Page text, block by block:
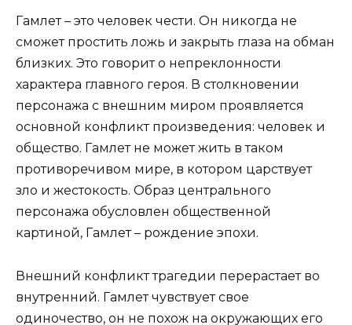
Гамлет – это человек чести. Он никогда не
сможет простить ложь и закрыть глаза на обман
близких. Это говорит о непреклонности
характера главного героя. В столкновении
персонажа с внешним миром проявляется
основной конфликт произведения: человек и
общество. Гамлет не может жить в таком
противоречивом мире, в котором царствует
зло и жестокость. Образ центрального
персонажа обусловлен общественной
картиной, Гамлет – рождение эпохи.
Внешний конфликт трагедии перерастает во
внутренний. Гамлет чувствует свое
одиночество, он не похож на окружающих его